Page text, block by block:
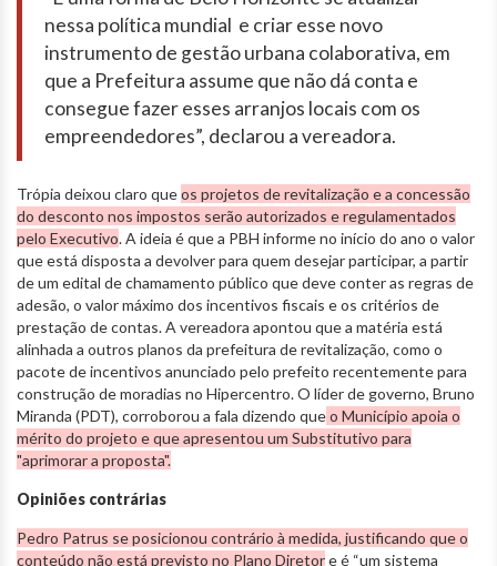
nessa política mundial e criar esse novo
instrumento de gestão urbana colaborativa, em
que a Prefeitura assume que não dá conta e
consegue fazer esses arranjos locais com os
empreendedores”, declarou a vereadora.
Trópia deixou claro queos projetos de revitalização e a concessão
do desconto nos impostos serão autorizados e regulamentados
pelo Executivo. A ideia é que a PBH informe no início do ano o valor
que está disposta a devolver para quem desejar participar, a partir
de um edital de chamamento público que deve conter as regras de
adesão, o valor máximo dos incentivos fiscais e os critérios de
prestação de contas. A vereadora apontou que a matéria está
alinhada a outros planos da prefeitura de revitalização, como o
pacote de incentivos anunciado pelo prefeito recentemente para
construção de moradias no Hipercentro. O líder de governo, Bruno
Miranda (PDT), corroborou a fala dizendo queo Município apoia o
mérito do projeto e que apresentou um Substitutivo para
"aprimorar a proposta".
Opiniões contrárias
Pedro Patrus se posicionou contrário à medida, justificando que o
conteúdo não está previsto no Plano Diretore é “um sistema